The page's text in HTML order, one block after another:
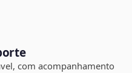
com acompanhamento